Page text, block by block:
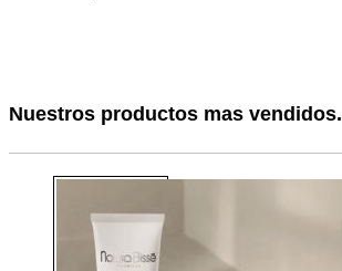
Nuestros productos mas vendidos.